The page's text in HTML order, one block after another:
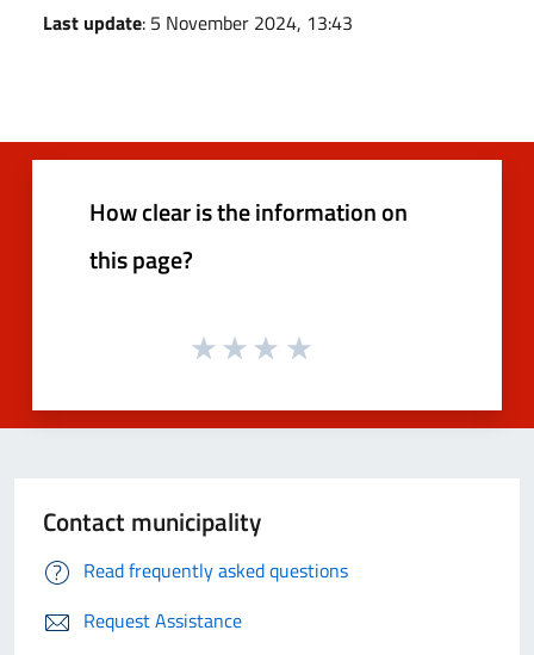
Last update: 5 November 2024, 13:43
How clear is the information on
this page?
Contact municipality
Read frequently asked questions
Request Assistance